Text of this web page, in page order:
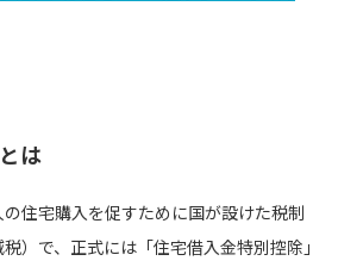
は
住宅購入を促すために国が設けた税制
）で、正式には「住宅借入金特別控除」